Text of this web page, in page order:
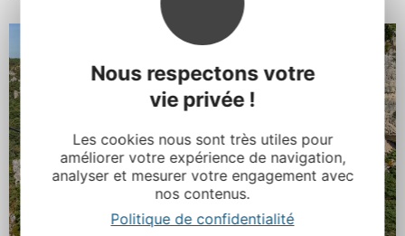
Nous respectons votre
vie privée !
Les cookies nous sont très utiles pour
améliorer votre expérience de navigation,
analyser et mesurer votre engagement avec
nos contenus.
Politique de confidentialité